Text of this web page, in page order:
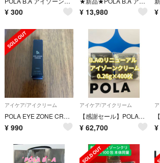
¥ 300 ¥ 13,980 ¥
アイケア/アイクリーム
POLA EYE ZONE CREAM 2g
¥ 990
アイケア/アイクリーム
【感謝セール】POLAB.A最新アイゾーンクリーム0.26g×400枚=104g
¥ 62,700 ¥